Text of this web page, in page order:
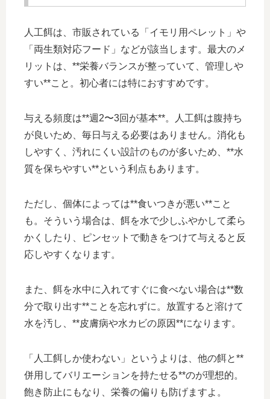
人工餌は、市販されている「イモリ用ペレット」や
「両生類対応フード」などが該当します。最大のメ
リットは、**栄養バランスが整っていて、管理しや
すい**こと。初心者には特におすすめです。
与える頻度は**週2〜3回が基本**。人工餌は腹持ち
が良いため、毎日与える必要はありません。消化も
しやすく、汚れにくい設計のものが多いため、**水
質を保ちやすい**という利点もあります。
ただし、個体によっては**食いつきが悪い**こと
も。そういう場合は、餌を水で少しふやかして柔ら
かくしたり、ピンセットで動きをつけて与えると反
応しやすくなります。
また、餌を水中に入れてすぐに食べない場合は**数
分で取り出す**ことを忘れずに。放置すると溶けて
水を汚し、**皮膚病や水カビの原因**になります。
「人工餌しか使わない」というよりは、他の餌と**
併用してバリエーションを持たせる**のが理想的。
飽き防止にもなり、栄養の偏りも防げますよ。